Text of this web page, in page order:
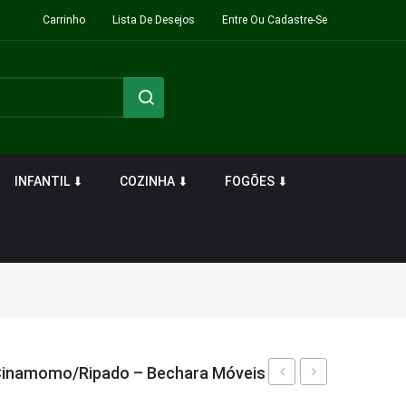
Carrinho Lista De Desejos Entre Ou Cadastre-Se
INFANTIL ⬇ COZINHA ⬇ FOGÕES ⬇
Ripado – Bechara Móveis